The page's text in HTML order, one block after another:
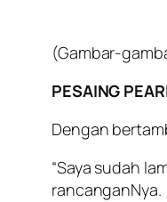
(Gambar-
PESAING
Dengan
“Saya sudah
rancanganNya.